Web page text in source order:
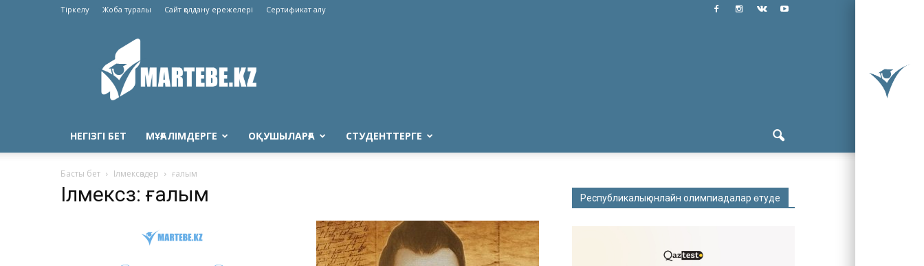
Тіркелу Жоба туралы Сайт қолдану ережелері Сертификат алу
Martebe.kz
білім
сайты
НЕГІЗГІ БЕТ МҰҒАЛІМДЕРГЕ ОҚУШЫЛАРҒА СТУДЕНТТЕРГЕ
Басты бет Ілмексөздер ғалым
Ілмексөз: ғалым Республикалық онлайн олимпиадалар өтуде